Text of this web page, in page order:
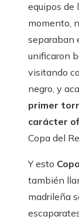
equipos de
momento,
separaban
unificaron
visitando
negro, y
primer
carácter
Copa del
Y esto
también
madrileña